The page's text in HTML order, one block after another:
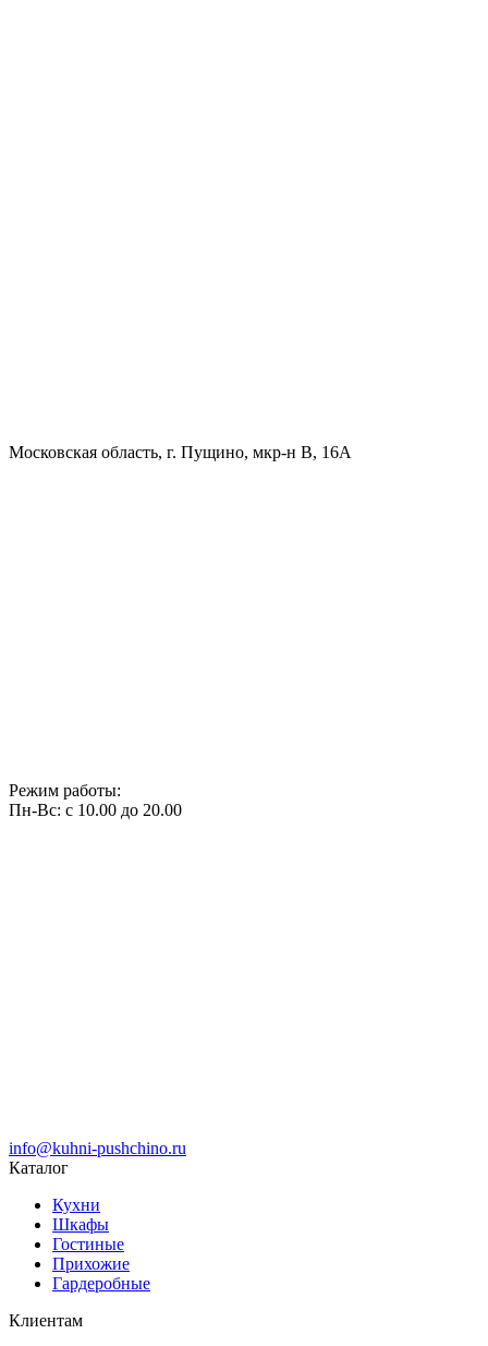
Московская область, г. Пущино, мкр-н В, 16А
Режим работы:
Пн-Вс: с 10.00 до 20.00
info@kuhni-pushchino.ru
Каталог
Кухни
Шкафы
Гостиные
Прихожие
Гардеробные
Клиентам